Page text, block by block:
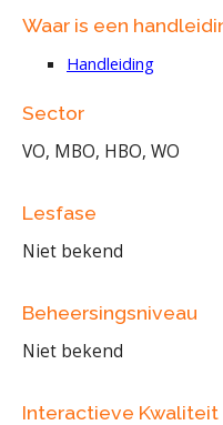
Waar is een
Handleiding
Sector
VO, MBO, HBO, WO
Lesfase
Niet bekend
Beheersingsniveau
Niet bekend
Interactieve Kwaliteit